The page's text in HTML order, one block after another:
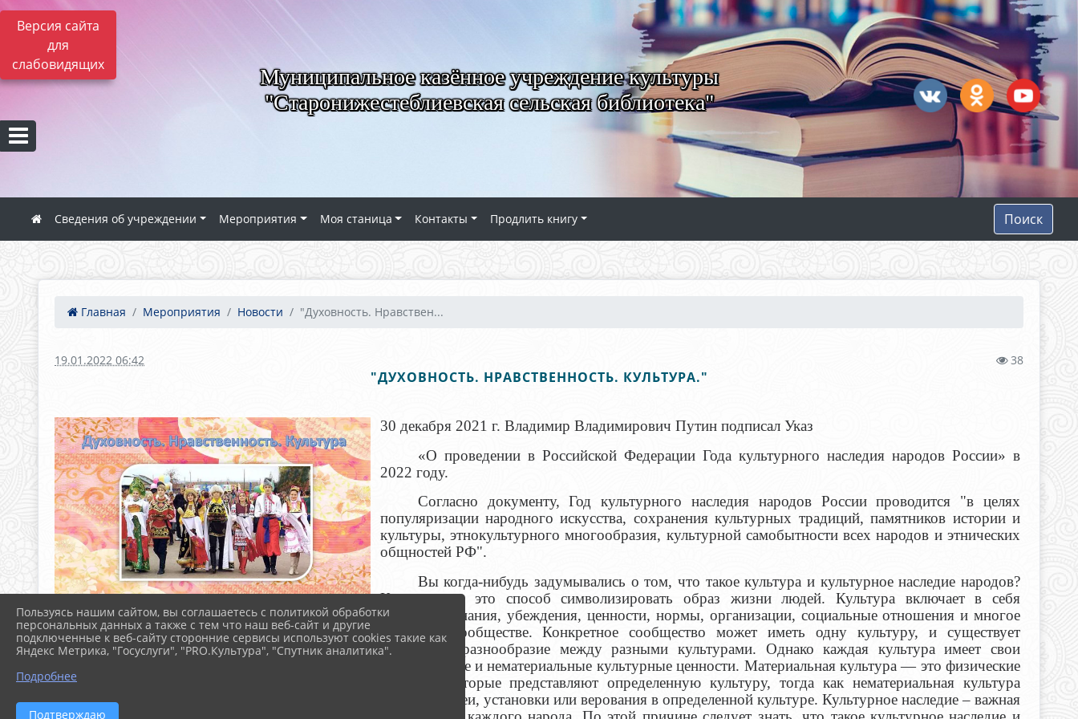
Версия сайта
для
слабовидящих
Муниципальное казённое учреждение культуры
"Старонижестеблиевская сельская библиотека"
Сведения об учреждении Мероприятия Моя станица Контакты Продлить книгу Поиск
Главная Мероприятия Новости "Духовность. Нравствен...
19.01.2022 06:42 38
"ДУХОВНОСТЬ. НРАВСТВЕННОСТЬ. КУЛЬТУРА."
30 декабря 2021 г. Владимир Владимирович Путин подписал Указ
«О проведении в Российской Федерации Года культурного наследия народов России» в
2022 году.
Согласно документу, Год культурного наследия народов России проводится "в целях
популяризации народного искусства, сохранения культурных традиций, памятников истории и
культуры, этнокультурного многообразия, культурной самобытности всех народов и этнических
общностей РФ".
Вы когда-нибудь задумывались о том, что такое культура и культурное наследие народов?
Культура — это способ символизировать образ жизни людей. Культура включает в себя
искусство, знания, убеждения, ценности, нормы, организации, социальные отношения и многое
другое в сообществе. Конкретное сообщество может иметь одну культуру, и существует
культурное разнообразие между разными культурами. Однако каждая культура имеет свои
материальные и нематериальные культурные ценности. Материальная культура — это физические
объекты, которые представляют определенную культуру, тогда как нематериальная культура
содержит идеи, установки или верования в определенной культуре. Культурное наследие – важная
Пользуясь нашим сайтом, вы соглашаетесь с политикой обработки
персональных данных а также с тем что наш веб-сайт и другие
подключенные к веб-сайту сторонние сервисы используют cookies такие как
Яндекс Метрика, "Госуслуги", "PRO.Культура", "Спутник аналитика".
Подробнее
Подтверждаю